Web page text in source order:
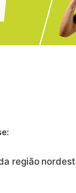
região